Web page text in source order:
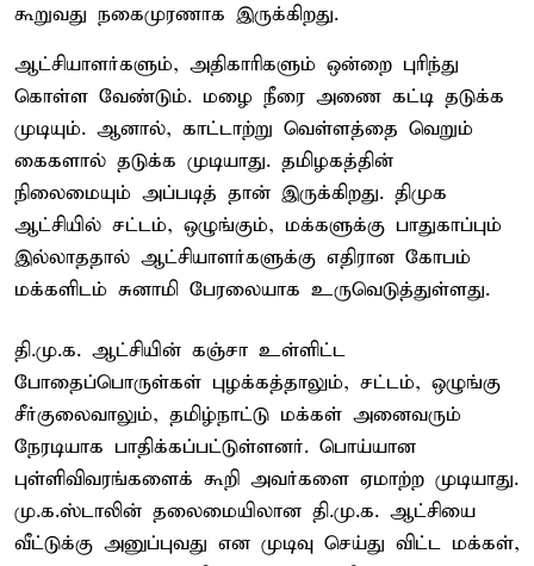
கூறுவது நகைமுரணாக இருக்கிறது.
ஆட்சியாளர்களும், அதிகாரிகளும் ஒன்றை புரிந்து
கொள்ள வேண்டும். மழை நீரை அணை கட்டி தடுக்க
முடியும். ஆனால், காட்டாற்று வெள்ளத்தை வெறும்
கைகளால் தடுக்க முடியாது. தமிழகத்தின்
நிலைமையும் அப்படித் தான் இருக்கிறது. திமுக
ஆட்சியில் சட்டம், ஒழுங்கும், மக்களுக்கு பாதுகாப்பும்
இல்லாததால் ஆட்சியாளர்களுக்கு எதிரான கோபம்
மக்களிடம் சுனாமி பேரலையாக உருவெடுத்துள்ளது.
தி.மு.க. ஆட்சியின் கஞ்சா உள்ளிட்ட
போதைப்பொருள்கள் புழக்கத்தாலும், சட்டம், ஒழுங்கு
சீர்குலைவாலும், தமிழ்நாட்டு மக்கள் அனைவரும்
நேரடியாக பாதிக்கப்பட்டுள்ளனர். பொய்யான
புள்ளிவிவரங்களைக் கூறி அவர்களை ஏமாற்ற முடியாது.
மு.க.ஸ்டாலின் தலைமையிலான தி.மு.க. ஆட்சியை
வீட்டுக்கு அனுப்புவது என முடிவு செய்து விட்ட மக்கள்,